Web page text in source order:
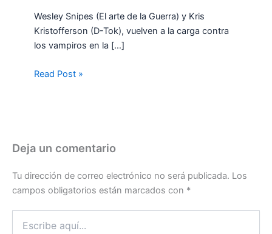
Wesley Snipes (El arte de la Guerra) y Kris
Kristofferson (D-Tok), vuelven a la carga contra
los vampiros en la […]
Read Post »
Deja un comentario
Tu dirección de correo electrónico no será publicada. Los
campos obligatorios están marcados con *
aquí...